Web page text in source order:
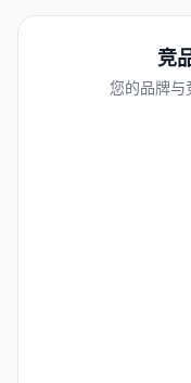
竞
您的品牌与